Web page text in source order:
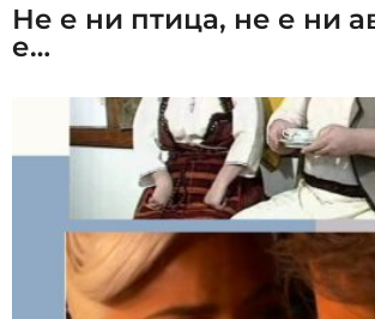
Не е ни птица, не е ни
е…